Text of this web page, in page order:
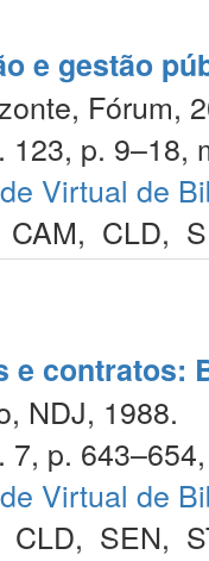
e gestão
Fórum,
p. 9–18,
Virtual de
CAM, CLD,
e contratos:
NDJ, 1988.
p.
Virtual de
CLD, SEN,